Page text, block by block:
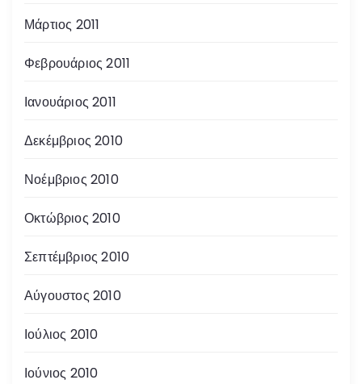
Μάρτιος 2011
Φεβρουάριος 2011
Ιανουάριος 2011
Δεκέμβριος 2010
Νοέμβριος 2010
Οκτώβριος 2010
Σεπτέμβριος 2010
Αύγουστος 2010
Ιούλιος 2010
Ιούνιος 2010